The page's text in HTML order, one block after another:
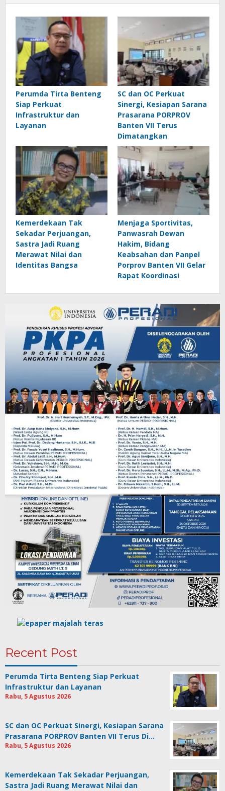
Perumda Tirta Benteng
Siap Perkuat
Infrastruktur dan
Layanan
SC dan OC Perkuat
Sinergi, Kesiapan Sarana
Prasarana PORPROV
Banten VII Terus
Dimatangkan
Kemerdekaan Tak
Sekadar Perjuangan,
Sastra Jadi Ruang
Merawat Nilai dan
Identitas Bangsa
Menjaga Sportivitas,
Panwasrah Dewan
Hakim, Bidang
Keabsahan dan Panpel
Porprov Banten VII Gelar
Rapat Koordinasi
Recent Post
Perumda Tirta Benteng Siap Perkuat
Infrastruktur dan Layanan
Rabu, 5 Agustus 2026
SC dan OC Perkuat Sinergi, Kesiapan Sarana
Prasarana PORPROV Banten VII Terus Di…
Rabu, 5 Agustus 2026
Kemerdekaan Tak Sekadar Perjuangan,
Sastra Jadi Ruang Merawat Nilai dan